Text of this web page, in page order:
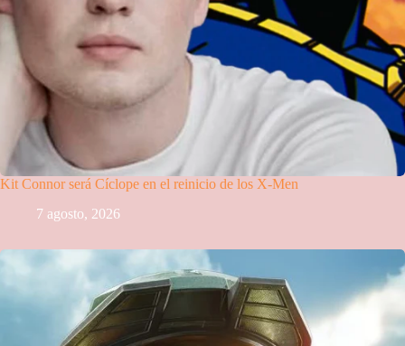
Kit Connor será Cíclope en el reinicio de los X-Men
7 agosto, 2026